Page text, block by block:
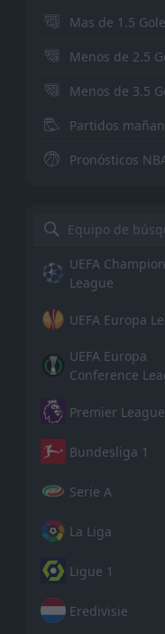
Mas de 1.5
Menos de 2.5
Menos de 3.5
Partidos
Pronósticos
UEFA
League
UEFA Europa
UEFA Europa
Conference
Premier League
Bundesliga 1
Serie A
La Liga
Ligue 1
Eredivisie